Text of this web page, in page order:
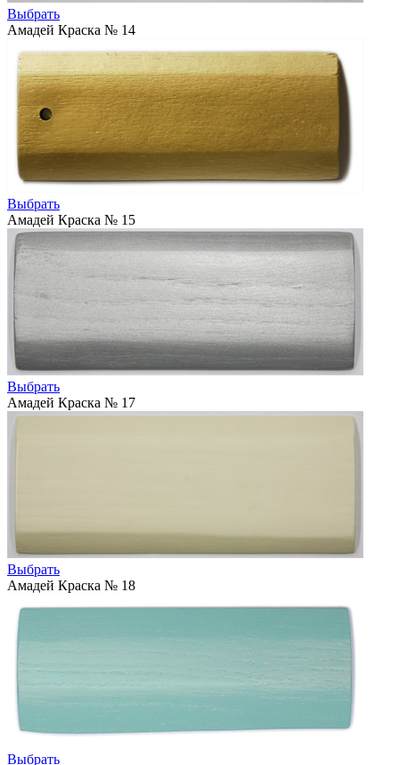
Выбрать
Амадей Краска № 14
Выбрать
Амадей Краска № 15
Выбрать
Амадей Краска № 17
Выбрать
Амадей Краска № 18
Выбрать